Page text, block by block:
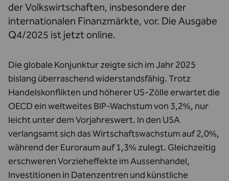
der Volkswirtschaften, insbesondere der
internationalen Finanzmärkte, vor. Die Ausgabe
Q4/2025 ist jetzt online.
Die globale Konjunktur zeigte sich im Jahr 2025
bislang überraschend widerstandsfähig. Trotz
Handelskonflikten und höherer US-Zölle erwartet die
OECD ein weltweites BIP-Wachstum von 3,2%, nur
leicht unter dem Vorjahreswert. In den USA
verlangsamt sich das Wirtschaftswachstum auf 2,0%,
während der Euroraum auf 1,3% zulegt. Gleichzeitig
erschweren Vorzieheffekte im Aussenhandel,
Investitionen in Datenzentren und künstliche